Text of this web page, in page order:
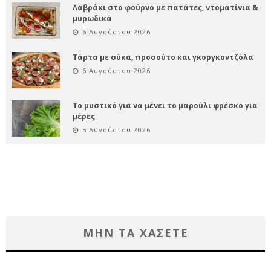
Λαβράκι στο φούρνο με πατάτες, ντοματίνια &
μυρωδικά
6 Αυγούστου 2026
Τάρτα με σύκα, προσούτο και γκοργκοντζόλα
6 Αυγούστου 2026
Το μυστικό για να μένει το μαρούλι φρέσκο για
μέρες
5 Αυγούστου 2026
ΜΗΝ ΤΑ ΧΑΣΕΤΕ